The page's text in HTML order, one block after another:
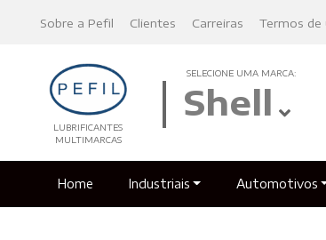
Sobre a Pefil Clientes Carreiras Termos de
LUBRIFICANTES
MULTIMARCAS
SELECIONE UMA MARCA:
Shell
Home Industriais Automotivos